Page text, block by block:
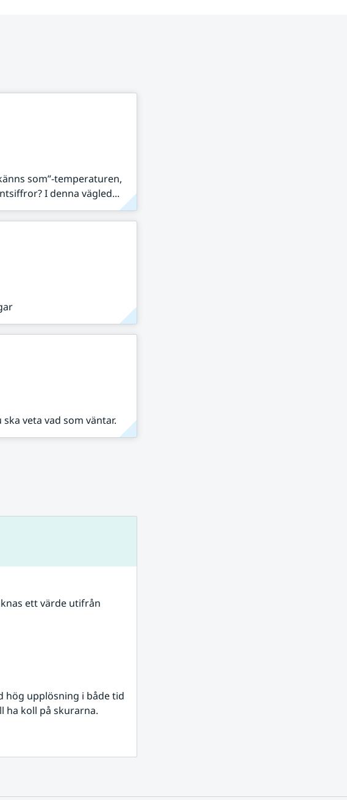
som”-temperaturen,
I denna vägled...
veta vad som väntar.
ett värde utifrån
hög upplösning i både tid
ha koll på skurarna.